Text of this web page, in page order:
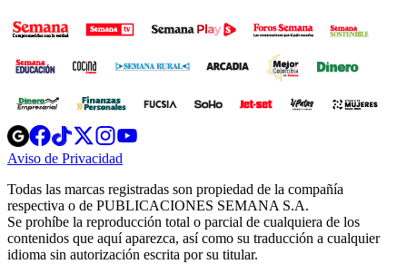
Opens
in
new
Opens
in
new
Opens
in
new
window
Opens
new
windowwindow
Aviso de Privacidad
new
window
Todas las marcas registradas son propiedad de la compañía
respectiva o de PUBLICACIONES SEMANA S.A.
Se prohíbe la reproducción total o parcial de cualquiera de los
contenidos que aquí aparezca, así como su traducción a cualquier
idioma sin autorización escrita por su titular.